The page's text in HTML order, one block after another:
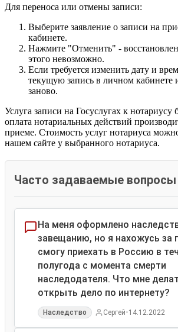
Для переноса или отмены записи:
Выберите заявление о записи на
кабинете.
Нажмите "Отменить" -
этого невозможно.
Если требуется изменить дату и
текущую запись в личном кабинете
заново.
Услуга записи на Госуслугах к нотариусу
оплата нотариальных действий
приеме. Стоимость услуг нотариуса
нашем сайте у выбранного нотариуса.
Часто задаваемые вопросы
На меня оформлено
завещанию, но я нахожусь за
смогу приехать в Россию в
полугода с момента смерти
наследодателя. Что мне
открыть дело по интернету?
Наследство Сергей•14.12.2022